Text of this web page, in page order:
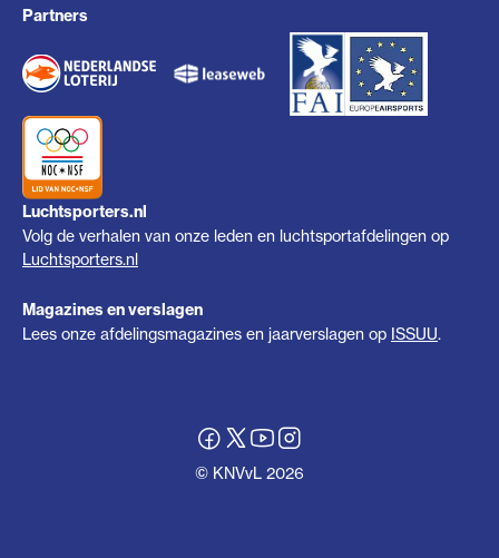
Partners
Luchtsporters.nl
Volg de verhalen van onze leden en luchtsportafdelingen op
Luchtsporters.nl
Magazines en verslagen
Lees onze afdelingsmagazines en jaarverslagen op ISSUU.
© KNVvL 2026